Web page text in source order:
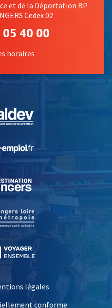
et de la Déportation BP
Cedex 02
05 40 00
horaires
, Ouvre une nouvelle
, Ouvre une nouvelle
légales
conforme